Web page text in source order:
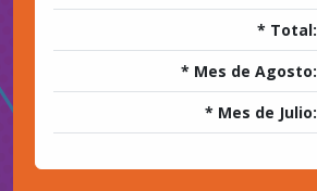
* Total:
* Mes de Agosto:
* Mes de Julio: